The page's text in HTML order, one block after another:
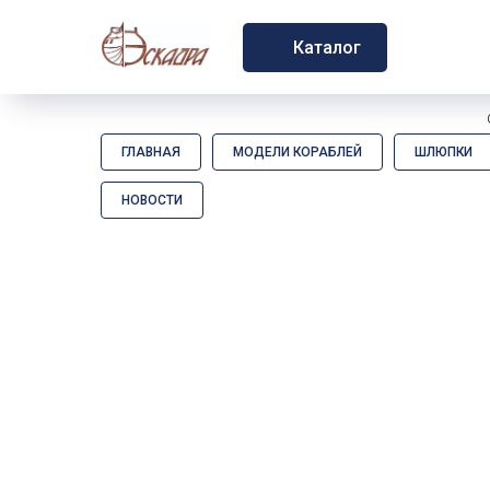
Каталог
ГЛАВНАЯ МОДЕЛИ КОРАБЛЕЙ ШЛЮПКИ
НОВОСТИ